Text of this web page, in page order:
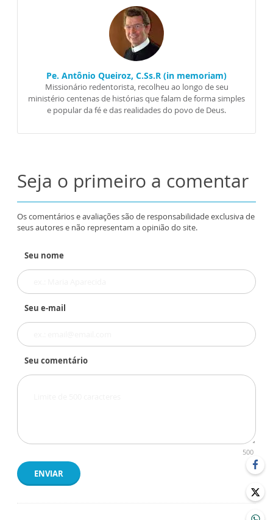
Pe. Antônio Queiroz, C.Ss.R (in memoriam)
Missionário redentorista, recolheu ao longo de seu
ministério centenas de histórias que falam de forma simples
e popular da fé e das realidades do povo de Deus.
Seja o primeiro a comentar
Os comentários e avaliações são de responsabilidade exclusiva de
seus autores e não representam a opinião do site.
Seu nome
Seu e-mail
Seu comentário
500
ENVIAR